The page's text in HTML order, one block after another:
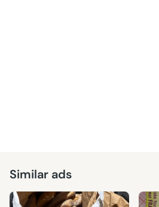
Similar ads